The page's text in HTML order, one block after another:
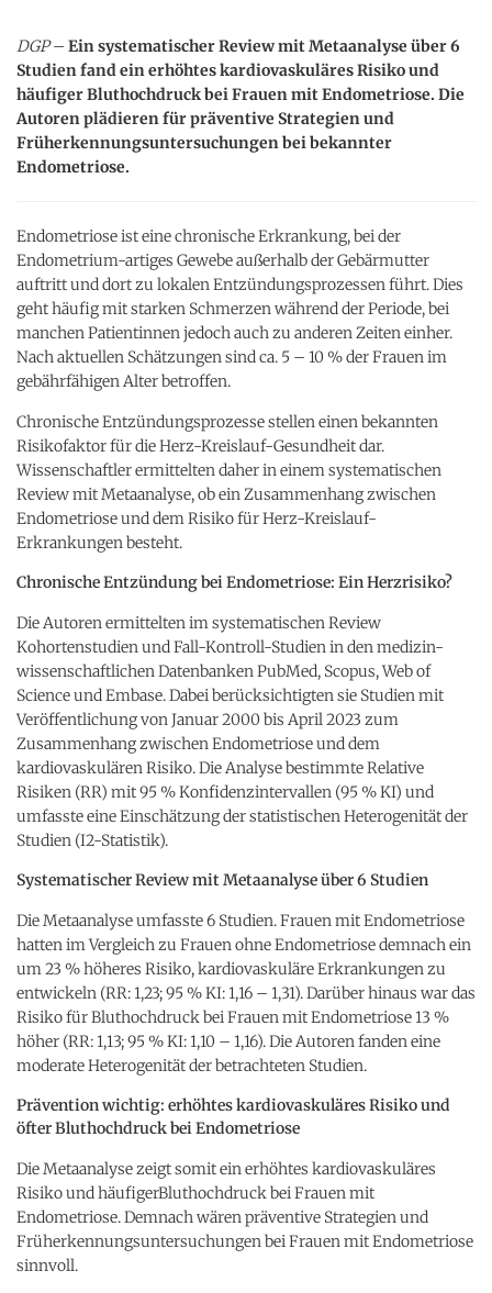
DGP– Ein systematischer Review mit Metaanalyse über 6
Studien fand ein erhöhtes kardiovaskuläres Risiko und
häufiger Bluthochdruck bei Frauen mit Endometriose. Die
Autoren plädieren für präventive Strategien und
Früherkennungsuntersuchungen bei bekannter
Endometriose.
Endometriose ist eine chronische Erkrankung, bei der
Endometrium-artiges Gewebe außerhalb der Gebärmutter
auftritt und dort zu lokalen Entzündungsprozessen führt. Dies
geht häufig mit starken Schmerzen während der Periode, bei
manchen Patientinnen jedoch auch zu anderen Zeiten einher.
Nach aktuellen Schätzungen sind ca. 5 – 10 % der Frauen im
gebährfähigen Alter betroffen.
Chronische Entzündungsprozesse stellen einen bekannten
Risikofaktor für die Herz-Kreislauf-Gesundheit dar.
Wissenschaftler ermittelten daher in einem systematischen
Review mit Metaanalyse, ob ein Zusammenhang zwischen
Endometriose und dem Risiko für Herz-Kreislauf-
Erkrankungen besteht.
Chronische Entzündung bei Endometriose: Ein Herzrisiko?
Die Autoren ermittelten im systematischen Review
Kohortenstudien und Fall-Kontroll-Studien in den medizin-
wissenschaftlichen Datenbanken PubMed, Scopus, Web of
Science und Embase. Dabei berücksichtigten sie Studien mit
Veröffentlichung von Januar 2000 bis April 2023 zum
Zusammenhang zwischen Endometriose und dem
kardiovaskulären Risiko. Die Analyse bestimmte Relative
Risiken (RR) mit 95 % Konfidenzintervallen (95 % KI) und
umfasste eine Einschätzung der statistischen Heterogenität der
Studien (I2-Statistik).
Systematischer Review mit Metaanalyse über 6 Studien
Die Metaanalyse umfasste 6 Studien. Frauen mit Endometriose
hatten im Vergleich zu Frauen ohne Endometriose demnach ein
um 23 % höheres Risiko, kardiovaskuläre Erkrankungen zu
entwickeln (RR: 1,23; 95 % KI: 1,16 – 1,31). Darüber hinaus war das
Risiko für Bluthochdruck bei Frauen mit Endometriose 13 %
höher (RR: 1,13; 95 % KI: 1,10 – 1,16). Die Autoren fanden eine
moderate Heterogenität der betrachteten Studien.
Prävention wichtig: erhöhtes kardiovaskuläres Risiko und
öfter Bluthochdruck bei Endometriose
Die Metaanalyse zeigt somit ein erhöhtes kardiovaskuläres
Risiko und häufigerBluthochdruck bei Frauen mit
Endometriose. Demnach wären präventive Strategien und
Früherkennungsuntersuchungen bei Frauen mit Endometriose
sinnvoll.